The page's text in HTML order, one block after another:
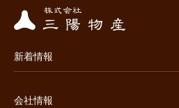
新着情報
会社情報